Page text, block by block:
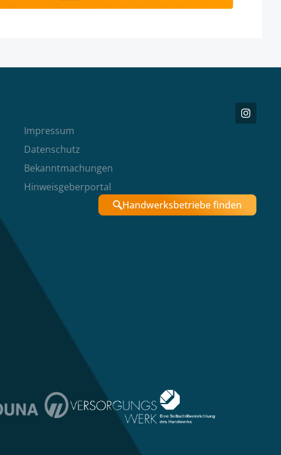
Impressum
Datenschutz
Bekanntmachungen
Hinweisgeberportal
Handwerksbetriebe finden